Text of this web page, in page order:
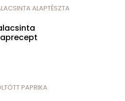
ALAPTÉSZTA
PAPRIKA